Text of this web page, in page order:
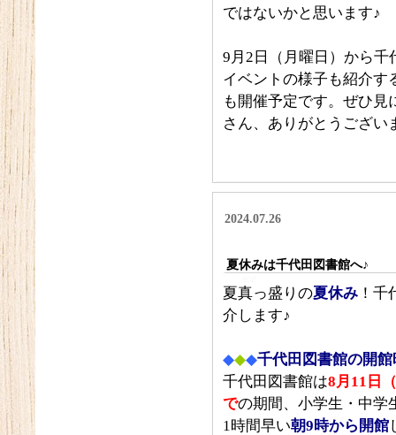
ではないかと思います♪
9月2日（月曜日）から千
イベントの様子も紹介す
も開催予定です。ぜひ
さん、ありがとうござい
2024.07.26
夏休みは千代田図書館へ♪
夏真っ盛りの夏休み ！
介します♪
◆◆◆千代田図書館の開
千代田図書館は8月11日
での期間、小学生・中学
1時間早い朝9時から開館